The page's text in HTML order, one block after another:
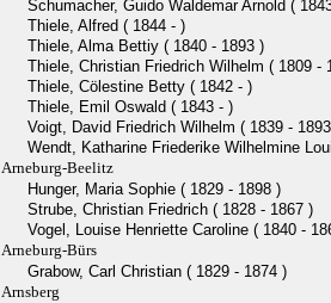
Schumacher, Guido Waldemar Arnold (
Thiele, Alfred ( 1844 - )
Thiele, Alma Bettiy ( 1840 - 1893 )
Thiele, Christian Friedrich Wilhelm ( 1809 -
Thiele, Cölestine Betty ( 1842 - )
Thiele, Emil Oswald ( 1843 - )
Voigt, David Friedrich Wilhelm ( 1839 -
Wendt, Katharine Friederike Wilhelmine
Arneburg-Beelitz
Hunger, Maria Sophie ( 1829 - 1898 )
Strube, Christian Friedrich ( 1828 - 1867 )
Vogel, Louise Henriette Caroline ( 1840 -
Arneburg-Bürs
Grabow, Carl Christian ( 1829 - 1874 )
Arnsberg